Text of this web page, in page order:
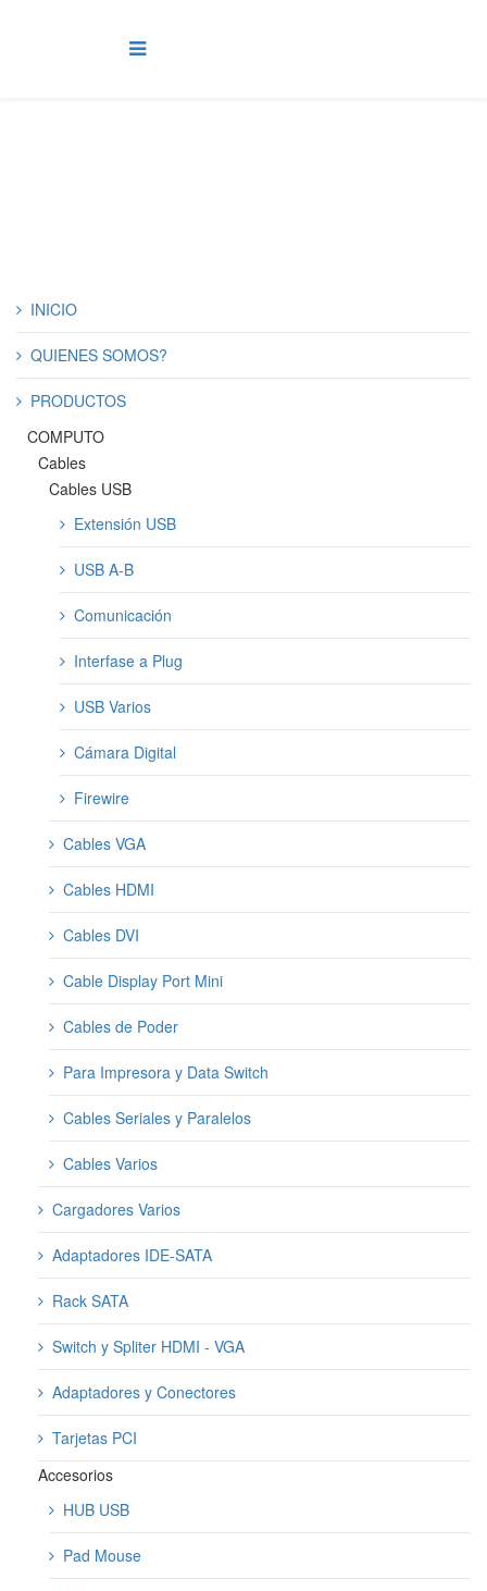
INICIO
QUIENES SOMOS?
PRODUCTOS
COMPUTO
Cables
Cables USB
Extensión USB
USB A-B
Comunicación
Interfase a Plug
USB Varios
Cámara Digital
Firewire
Cables VGA
Cables HDMI
Cables DVI
Cable Display Port Mini
Cables de Poder
Para Impresora y Data Switch
Cables Seriales y Paralelos
Cables Varios
Cargadores Varios
Adaptadores IDE-SATA
Rack SATA
Switch y Spliter HDMI - VGA
Adaptadores y Conectores
Tarjetas PCI
Accesorios
HUB USB
Pad Mouse